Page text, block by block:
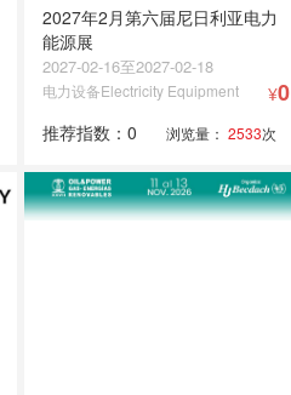
2027年2月第六届尼日利亚电力
能源展
2027-02-16至2027-02-18
电力设备Electricity Equipment ¥0
推荐指数：0 浏览量： 2533次